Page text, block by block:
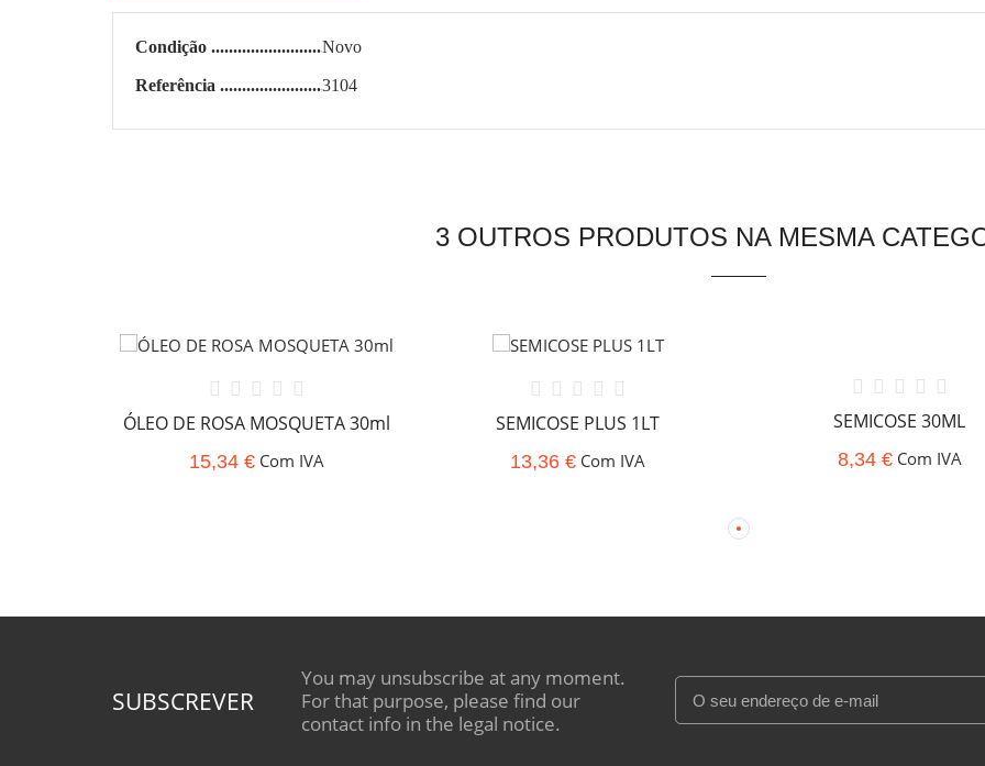
Condição Novo
Referência 3104
3 OUTROS PRODUTOS NA MESMA
ÓLEO DE ROSA MOSQUETA 30ml
15,34 €Com IVA
SEMICOSE PLUS 1LT
13,36 € Com IVA
SEMICOSE 30ML
8,34 €Com IVA
SUBSCREVER
You may unsubscribe at any moment.
For that purpose, please find our
contact info in the legal notice.